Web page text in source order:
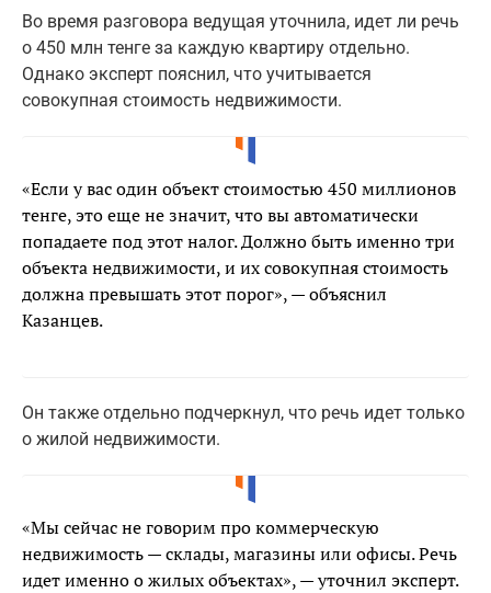
Во время разговора ведущая уточнила, идет ли речь
о 450 млн тенге за каждую квартиру отдельно.
Однако эксперт пояснил, что учитывается
совокупная стоимость недвижимости.
«Если у вас один объект стоимостью 450 миллионов
тенге, это еще не значит, что вы автоматически
попадаете под этот налог. Должно быть именно три
объекта недвижимости, и их совокупная стоимость
должна превышать этот порог», — объяснил
Казанцев.
Он также отдельно подчеркнул, что речь идет только
о жилой недвижимости.
«Мы сейчас не говорим про коммерческую
недвижимость — склады, магазины или офисы. Речь
идет именно о жилых объектах», — уточнил эксперт.